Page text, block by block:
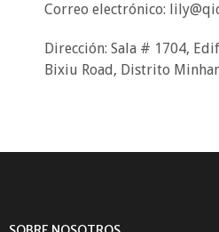
Correo electrónico:
Dirección: Sala # 1704,
Bixiu Road, Distrito